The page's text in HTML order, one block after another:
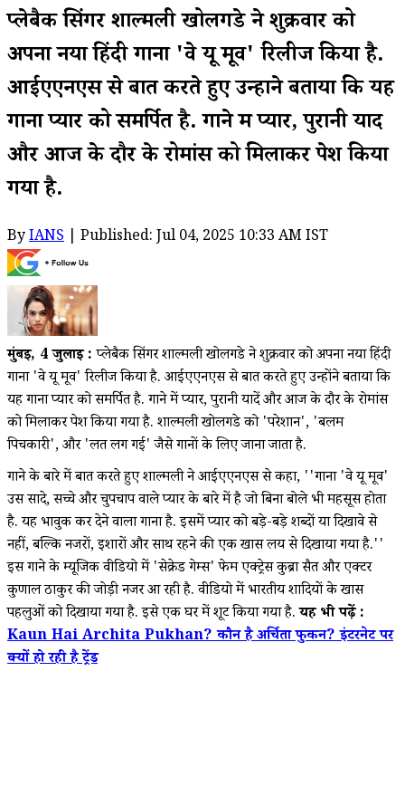
प्लेबैक सिंगर शाल्मली खोलगडे ने शुक्रवार को
अपना नया हिंदी गाना 'वे यू मूव' रिलीज किया है.
आईएएनएस से बात करते हुए उन्होंने बताया कि यह
गाना प्यार को समर्पित है. गाने में प्यार, पुरानी यादें
और आज के दौर के रोमांस को मिलाकर पेश किया
गया है.
ByIANS | Published: Jul 04, 2025 10:33 AM IST
मुंबई, 4 जुलाई :प्लेबैक सिंगर शाल्मली खोलगडे ने शुक्रवार को अपना नया हिंदी
गाना 'वे यू मूव' रिलीज किया है. आईएएनएस से बात करते हुए उन्होंने बताया कि
यह गाना प्यार को समर्पित है. गाने में प्यार, पुरानी यादें और आज के दौर के रोमांस
को मिलाकर पेश किया गया है. शाल्मली खोलगडे को 'परेशान', 'बलम
पिचकारी', और 'लत लग गई' जैसे गानों के लिए जाना जाता है.
गाने के बारे में बात करते हुए शाल्मली ने आईएएनएस से कहा, ''गाना 'वे यू मूव'
उस सादे, सच्चे और चुपचाप वाले प्यार के बारे में है जो बिना बोले भी महसूस होता
है. यह भावुक कर देने वाला गाना है. इसमें प्यार को बड़े-बड़े शब्दों या दिखावे से
नहीं, बल्कि नजरों, इशारों और साथ रहने की एक खास लय से दिखाया गया है.''
इस गाने के म्यूजिक वीडियो में 'सेक्रेड गेम्स' फेम एक्ट्रेस कुब्रा सैत और एक्टर
कुणाल ठाकुर की जोड़ी नजर आ रही है. वीडियो में भारतीय शादियों के खास
पहलुओं को दिखाया गया है. इसे एक घर में शूट किया गया है.यह भी पढ़ें :
Kaun Hai Archita Pukhan? कौन है अर्चिता फुकन? इंटरनेट पर
क्यों हो रही है ट्रेंड